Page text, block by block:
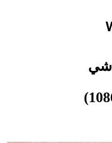
جديدة في عام 2026
شي